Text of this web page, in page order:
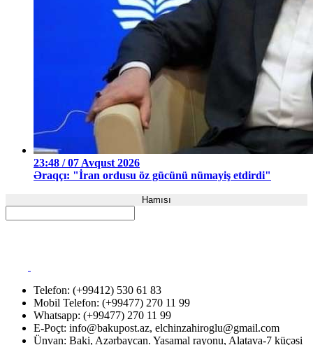
23:48 / 07 Avqust 2026
Əraqçı: "İran ordusu öz gücünü nümayiş etdirdi"
Hamısı
Telefon: (+99412) 530 61 83
Mobil Telefon: (+99477) 270 11 99
Whatsapp: (+99477) 270 11 99
E-Poçt: info@bakupost.az, elchinzahiroglu@gmail.com
Ünvan: Baki, Azərbaycan. Yasamal rayonu, Alatava-7 küçəsi